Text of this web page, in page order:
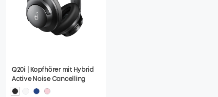
Q20i | Kopfhörer mit Hybrid
Active Noise Cancelling